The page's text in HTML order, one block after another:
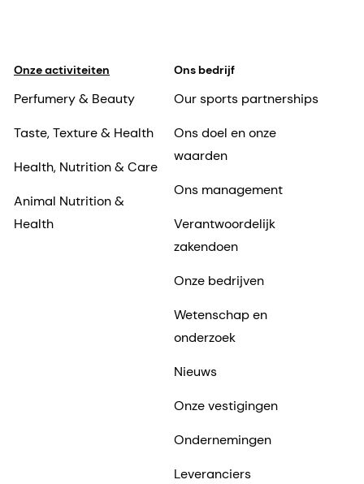
Onze activiteiten
Perfumery & Beauty
Taste, Texture & Health
Health, Nutrition & Care
Animal Nutrition &
Health
Ons bedrijf
Our sports partnerships
Ons doel en onze
waarden
Ons management
Verantwoordelijk
zakendoen
Onze bedrijven
Wetenschap en
onderzoek
Nieuws
Onze vestigingen
Ondernemingen
Leveranciers